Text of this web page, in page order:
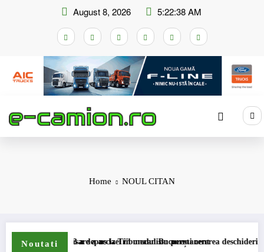
August 8, 2026 5:22:38 AM
Home NOUL CITAN
Noutati
compensare a accizei în mecanism permanent
STB a depus la Tribunalul București cererea deschiderii